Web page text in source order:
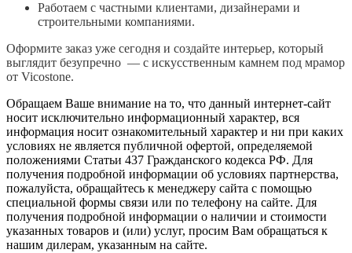
Работаем с частными клиентами, дизайнерами и
строительными компаниями.
Оформите заказ уже сегодня и создайте интерьер, который
выглядит безупречно — с искусственным камнем под мрамор
от Vicostone.
Обращаем Ваше внимание на то, что данный интернет-сайт
носит исключительно информационный характер, вся
информация носит ознакомительный характер и ни при каких
условиях не является публичной офертой, определяемой
положениями Статьи 437 Гражданского кодекса РФ. Для
получения подробной информации об условиях партнерства,
пожалуйста, обращайтесь к менеджеру сайта с помощью
специальной формы связи или по телефону на сайте. Для
получения подробной информации о наличии и стоимости
указанных товаров и (или) услуг, просим Вам обращаться к
нашим дилерам, указанным на сайте.